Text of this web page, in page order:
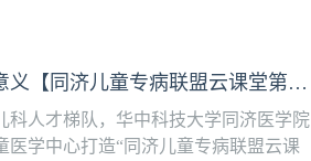
陈萍：炎症标志物的检测及其临床意义【同济儿童专病联盟云课堂第六季】
科人才梯队，华中科技大学同济医学院
医学中心打造“同济儿童专病联盟云课